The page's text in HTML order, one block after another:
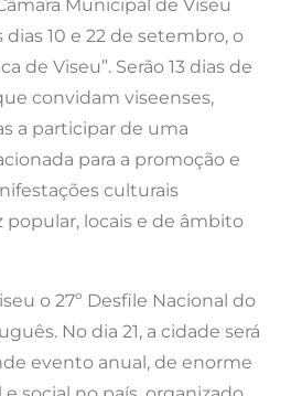
Municipal de Viseu
10 e 22 de setembro, o
de Viseu”. Serão 13 dias de
convidam viseenses,
a participar de uma
para a promoção e
culturais
popular, locais e de âmbito
o 27º Desfile Nacional do
No dia 21, a cidade será
evento anual, de enorme